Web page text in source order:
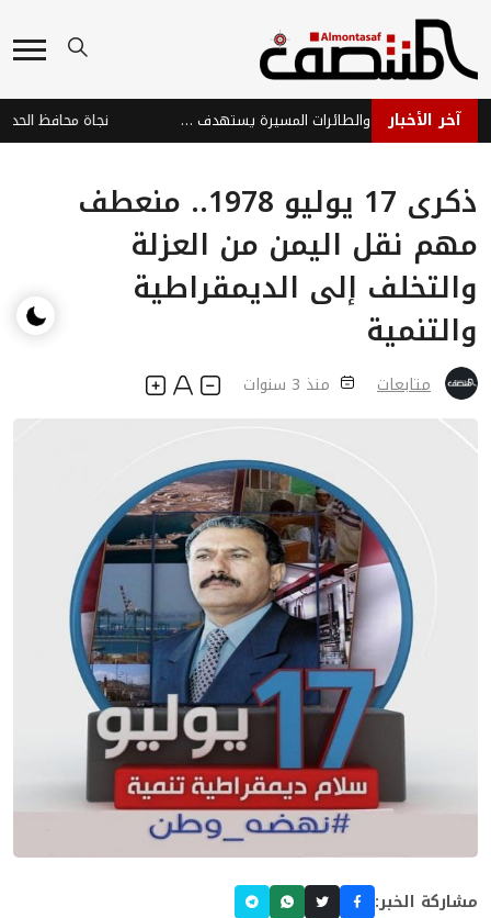
آخر الأخبار هجوم حوثي بالصواريخ والطائرات المسيرة يستهدف ميناء المخا والساحل الغربي
ذكرى 17 يوليو 1978.. منعطف
مهم نقل اليمن من العزلة
والتخلف إلى الديمقراطية
والتنمية
متابعات منذ 3 سنوات
مشاركة الخبر: